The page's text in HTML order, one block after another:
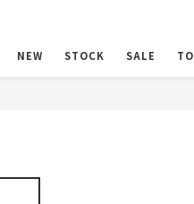
NEW STOCK SALE